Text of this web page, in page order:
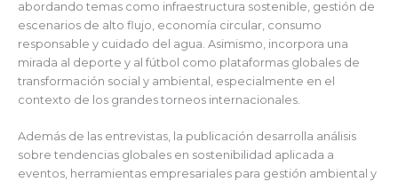
abordando temas como infraestructura sostenible, gestión de
escenarios de alto flujo, economía circular, consumo
responsable y cuidado del agua. Asimismo, incorpora una
mirada al deporte y al fútbol como plataformas globales de
transformación social y ambiental, especialmente en el
contexto de los grandes torneos internacionales.
Además de las entrevistas, la publicación desarrolla análisis
sobre tendencias globales en sostenibilidad aplicada a
eventos, herramientas empresariales para gestión ambiental y